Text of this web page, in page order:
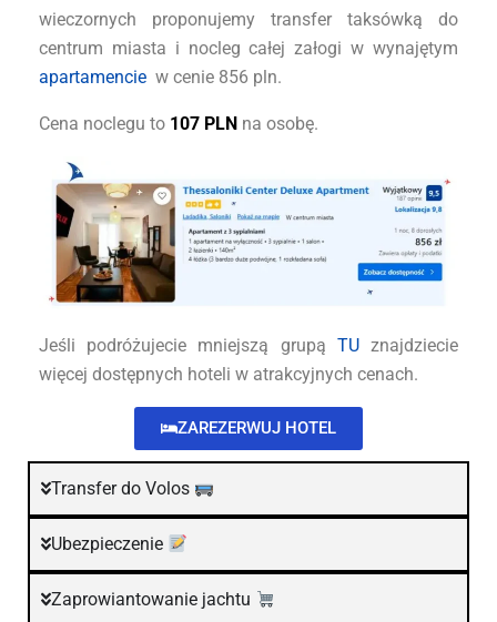
wieczornych proponujemy transfer taksówką do
centrum miasta i nocleg całej załogi w wynajętym
apartamencie w cenie 856 pln.
Cena noclegu to 107 PLN na osobę.
Jeśli podróżujecie mniejszą grupą TUznajdziecie
więcej dostępnych hoteli w atrakcyjnych cenach.
ZAREZERWUJ HOTEL
Transfer do Volos
Ubezpieczenie
Zaprowiantowanie jachtu